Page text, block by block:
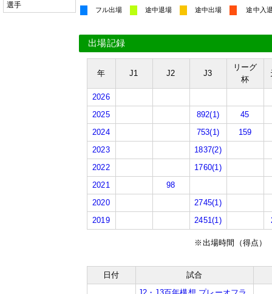
選手
フル出場 途中退場 途中出場 途中入
出場記録
年 J1 J2 J3
リーグ
杯
2026
2025
892(1)
45
2024
753(1)
159
2023
1837(2)
2022
1760(1)
2021
98
2020
2745(1)
2019
2451(1)
※出場時間（得点）
日付 試合